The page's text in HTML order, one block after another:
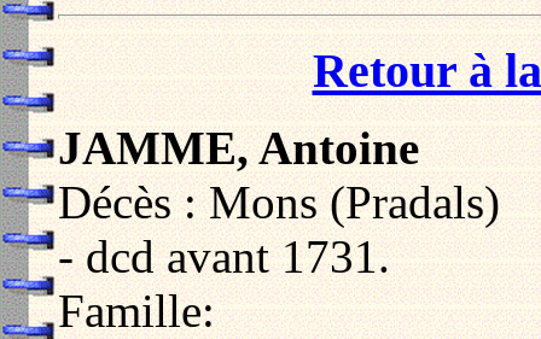
Retour à
JAMME, Antoine
Décès : Mons (Pradals)
- dcd avant 1731.
Famille: